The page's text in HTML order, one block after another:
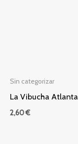
Sin categorizar
La Vibucha Atlanta
2,60€